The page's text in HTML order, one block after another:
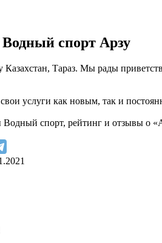
спорт Арзу
Казахстан, Тараз. Мы рады
услуги как новым, так и
спорт, рейтинг и отзывы о